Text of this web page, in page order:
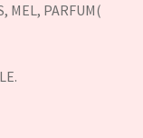
MEL, PARFUM(